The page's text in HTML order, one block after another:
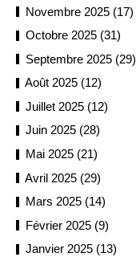
Novembre 2025 (17)
Octobre 2025 (31)
Septembre 2025 (29)
Août 2025 (12)
Juillet 2025 (12)
Juin 2025 (28)
Mai 2025 (21)
Avril 2025 (29)
Mars 2025 (14)
Février 2025 (9)
Janvier 2025 (13)